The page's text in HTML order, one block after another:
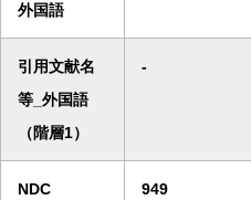
外国語
引用文献名
等_外国語
（階層1）
-
NDC 949